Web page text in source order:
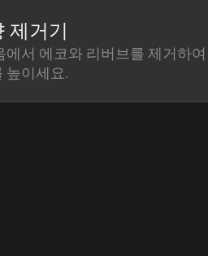
제거기
에서 에코와 리버브를 제거하여
높이세요.